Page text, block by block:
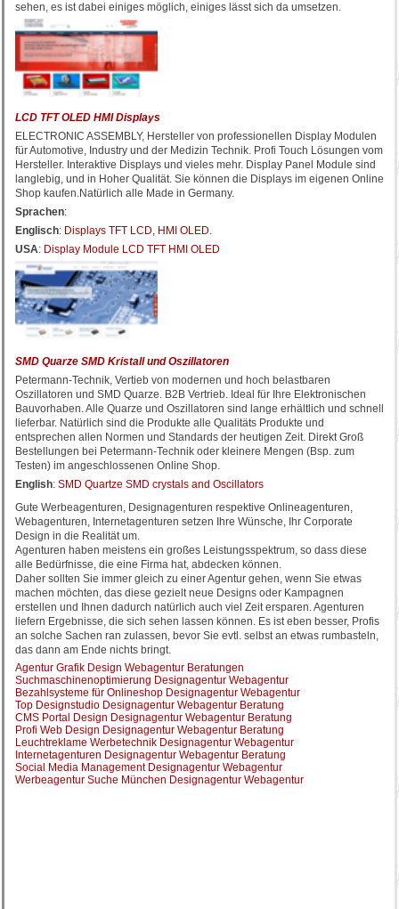
sehen, es ist dabei einiges möglich, einiges lässt sich da umsetzen.
LCD TFT OLED HMI Displays
ELECTRONIC ASSEMBLY, Hersteller von professionellen Display Modulen
für Automotive, Industry und der Medizin Technik. Profi Touch Lösungen vom
Hersteller. Interaktive Displays und vieles mehr. Display Panel Module sind
langlebig, und in Hoher Qualität. Sie können die Displays im eigenen Online
Shop kaufen.Natürlich alle Made in Germany.
Sprachen:
Englisch: Displays TFT LCD, HMI OLED.
USA: Display Module LCD TFT HMI OLED
SMD Quarze SMD Kristall und Oszillatoren
Petermann-Technik, Vertieb von modernen und hoch belastbaren
Oszillatoren und SMD Quarze. B2B Vertrieb. Ideal für Ihre Elektronischen
Bauvorhaben. Alle Quarze und Oszillatoren sind lange erhältlich und schnell
lieferbar. Natürlich sind die Produkte alle Qualitäts Produkte und
entsprechen allen Normen und Standards der heutigen Zeit. Direkt Groß
Bestellungen bei Petermann-Technik oder kleinere Mengen (Bsp. zum
Testen) im angeschlossenen Online Shop.
English: SMD Quartze SMD crystals and Oscillators
Gute Werbeagenturen, Designagenturen respektive Onlineagenturen,
Webagenturen, Internetagenturen setzen Ihre Wünsche, Ihr Corporate
Design in die Realität um.
Agenturen haben meistens ein großes Leistungsspektrum, so dass diese
alle Bedürfnisse, die eine Firma hat, abdecken können.
Daher sollten Sie immer gleich zu einer Agentur gehen, wenn Sie etwas
machen möchten, das diese gezielt neue Designs oder Kampagnen
erstellen und Ihnen dadurch natürlich auch viel Zeit ersparen. Agenturen
liefern Ergebnisse, die sich sehen lassen können. Es ist eben besser, Profis
an solche Sachen ran zulassen, bevor Sie evtl. selbst an etwas rumbasteln,
das dann am Ende nichts bringt.
Agentur Grafik Design Webagentur Beratungen
Suchmaschinenoptimierung Designagentur Webagentur
Bezahlsysteme für Onlineshop Designagentur Webagentur
Top Designstudio Designagentur Webagentur Beratung
CMS Portal Design Designagentur Webagentur Beratung
Profi Web Design Designagentur Webagentur Beratung
Leuchtreklame Werbetechnik Designagentur Webagentur
Internetagenturen Designagentur Webagentur Beratung
Social Media Management Designagentur Webagentur
Werbeagentur Suche München Designagentur Webagentur